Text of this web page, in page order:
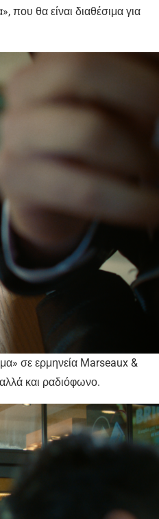
που θα είναι διαθέσιμα για
σε ερμηνεία Marseaux &
και ραδιόφωνο.